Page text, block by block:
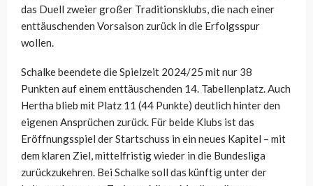
das Duell zweier großer Traditionsklubs, die nach einer
enttäuschenden Vorsaison zurück in die Erfolgsspur
wollen.
Schalke beendete die Spielzeit 2024/25 mit nur 38
Punkten auf einem enttäuschenden 14. Tabellenplatz. Auch
Hertha blieb mit Platz 11 (44 Punkte) deutlich hinter den
eigenen Ansprüchen zurück. Für beide Klubs ist das
Eröffnungsspiel der Startschuss in ein neues Kapitel – mit
dem klaren Ziel, mittelfristig wieder in die Bundesliga
zurückzukehren. Bei Schalke soll das künftig unter der